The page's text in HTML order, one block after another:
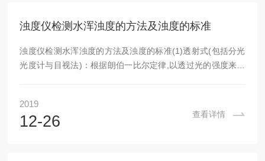
浊度仪检测水浑浊度的方法及浊度的标准
浊度仪检测水浑浊度的方法及浊度的标准(1)透射式(包括分光
光度计与目视法)：根据朗伯一比尔定律,以透过光的强度来确
泊、水库水还因含有藻类等有机吸光物质,对测定也有干扰.选
用680rim波长,可避免黄色和绿色的干扰.(2)散射浊度仪：根据
2019
12-26 查看详情